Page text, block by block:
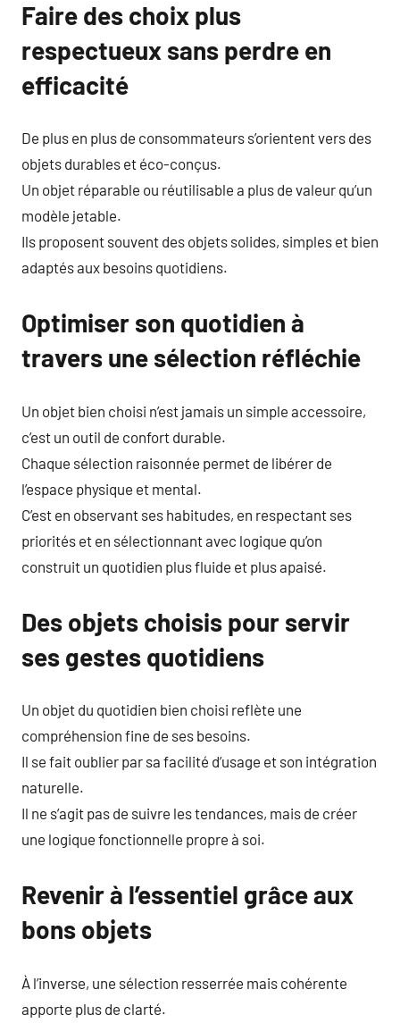
Faire des choix plus
respectueux sans perdre en
efficacité
De plus en plus de consommateurs s’orientent vers des
objets durables et éco-conçus.
Un objet réparable ou réutilisable a plus de valeur qu’un
modèle jetable.
Ils proposent souvent des objets solides, simples et bien
adaptés aux besoins quotidiens.
Optimiser son quotidien à
travers une sélection réfléchie
Un objet bien choisi n’est jamais un simple accessoire,
c’est un outil de confort durable.
Chaque sélection raisonnée permet de libérer de
l’espace physique et mental.
C’est en observant ses habitudes, en respectant ses
priorités et en sélectionnant avec logique qu’on
construit un quotidien plus fluide et plus apaisé.
Des objets choisis pour servir
ses gestes quotidiens
Un objet du quotidien bien choisi reflète une
compréhension fine de ses besoins.
Il se fait oublier par sa facilité d’usage et son intégration
naturelle.
Il ne s’agit pas de suivre les tendances, mais de créer
une logique fonctionnelle propre à soi.
Revenir à l’essentiel grâce aux
bons objets
À l’inverse, une sélection resserrée mais cohérente
apporte plus de clarté.